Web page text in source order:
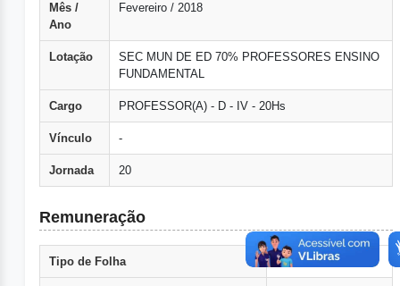
Mês /
Ano
Fevereiro / 2018
Lotação
SEC MUN DE ED 70% PROFESSORES ENSINO
FUNDAMENTAL
Cargo PROFESSOR(A) - D - IV - 20Hs
Vínculo -
Jornada 20
Remuneração
Tipo de Folha Normal